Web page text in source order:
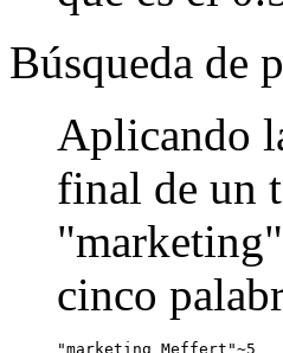
Búsqueda de
Aplicando
final de un
cinco
"marketing Meffert"~5